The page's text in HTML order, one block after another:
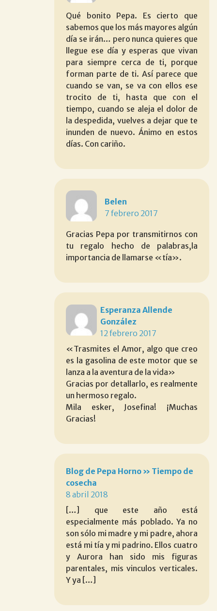
Qué bonito Pepa. Es cierto que
sabemos que los más mayores algún
día se irán… pero nunca quieres que
llegue ese día y esperas que vivan
para siempre cerca de ti, porque
forman parte de ti. Así parece que
cuando se van, se va con ellos ese
trocito de ti, hasta que con el
tiempo, cuando se aleja el dolor de
la despedida, vuelves a dejar que te
inunden de nuevo. Ánimo en estos
días. Con cariño.
Belen
7 febrero 2017
Gracias Pepa por transmitirnos con
tu regalo hecho de palabras,la
importancia de llamarse «tía».
Esperanza Allende
González
12 febrero 2017
«Trasmites el Amor, algo que creo
es la gasolina de este motor que se
lanza a la aventura de la vida»
Gracias por detallarlo, es realmente
un hermoso regalo.
Mila esker, Josefina! ¡Muchas
Gracias!
Blog de Pepa Horno » Tiempo de
cosecha
8 abril 2018
[…] que este año está
especialmente más poblado. Ya no
son sólo mi madre y mi padre, ahora
está mi tía y mi padrino. Ellos cuatro
y Aurora han sido mis figuras
parentales, mis vinculos verticales.
Y ya […]